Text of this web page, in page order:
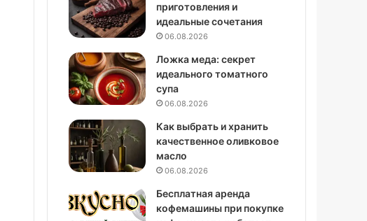
приготовления и
идеальные сочетания
06.08.2026
Ложка меда: секрет
идеального томатного
супа
06.08.2026
Как выбрать и хранить
качественное оливковое
масло
06.08.2026
Бесплатная аренда
кофемашины при покупке